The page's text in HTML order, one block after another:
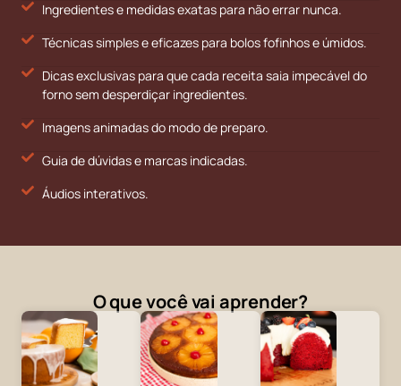
Ingredientes e medidas exatas para não errar nunca.
Técnicas simples e eficazes para bolos fofinhos e úmidos.
Dicas exclusivas para que cada receita saia impecável do
forno sem desperdiçar ingredientes.
Imagens animadas do modo de preparo.
Guia de dúvidas e marcas indicadas.
Áudios interativos.
O que você vai aprender?